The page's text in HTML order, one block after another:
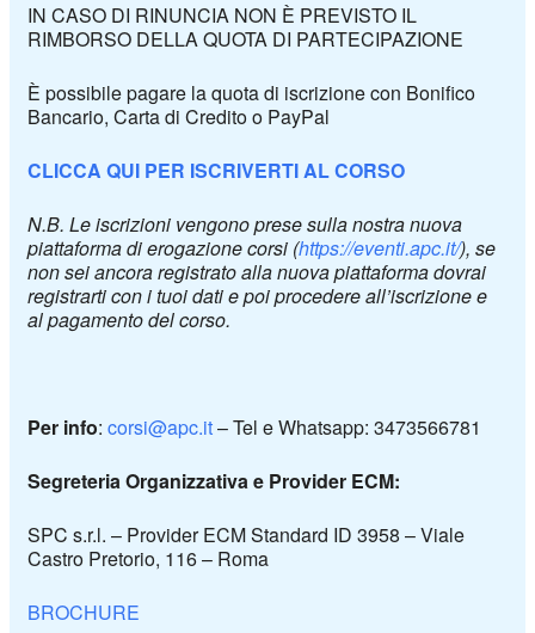
IN CASO DI RINUNCIA NON È PREVISTO IL
RIMBORSO DELLA QUOTA DI PARTECIPAZIONE
È possibile pagare la quota di iscrizione con Bonifico
Bancario, Carta di Credito o PayPal
CLICCA QUI PER ISCRIVERTI AL CORSO
N.B. Le iscrizioni vengono prese sulla nostra nuova
piattaforma di erogazione corsi (https://eventi.apc.it/), se
non sei ancora registrato alla nuova piattaforma dovrai
registrarti con i tuoi dati e poi procedere all’iscrizione e
al pagamento del corso.
Per info:corsi@apc.it– Tel e Whatsapp: 3473566781
Segreteria Organizzativa e Provider ECM:
SPC s.r.l. – Provider ECM Standard ID 3958 – Viale
Castro Pretorio, 116 – Roma
BROCHURE